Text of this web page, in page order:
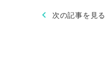
chevron_left 次の記事を見る